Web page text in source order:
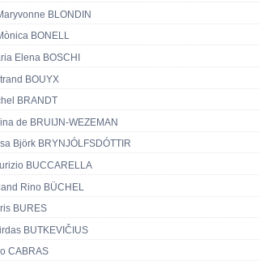
BLONDIN
BONELL
Elena BOSCHI
BOUYX
BRANDT
de BRUIJN-WEZEMAN
Björk BRYNJÓLFSDÓTTIR
BUCCARELLA
Rino BÜCHEL
BURES
BUTKEVIČIUS
CABRAS